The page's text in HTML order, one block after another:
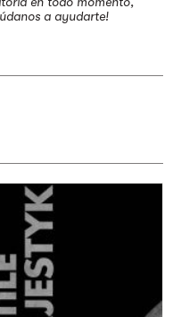
a ayudarte!